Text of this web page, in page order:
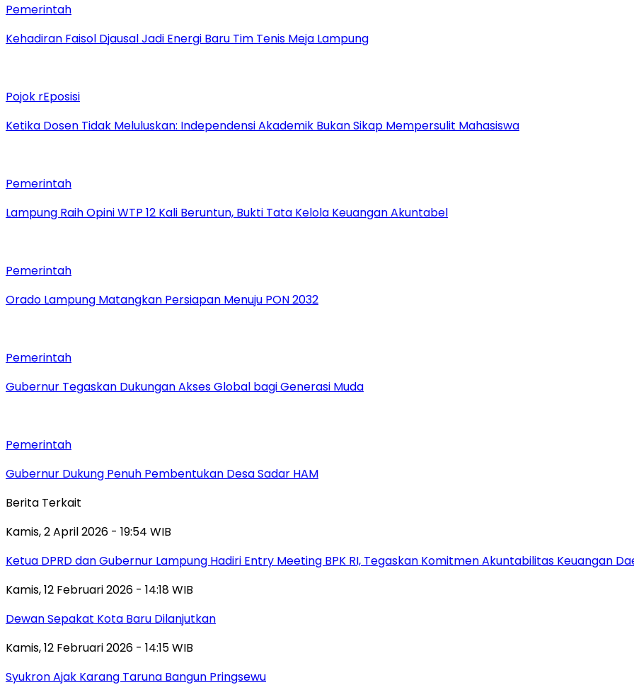
Pemerintah
Kehadiran Faisol Djausal Jadi Energi Baru Tim Tenis Meja Lampung
Pojok rEposisi
Ketika Dosen Tidak Meluluskan: Independensi Akademik Bukan Sikap Mempersulit Mahasiswa
Pemerintah
Lampung Raih Opini WTP 12 Kali Beruntun, Bukti Tata Kelola Keuangan Akuntabel
Pemerintah
Orado Lampung Matangkan Persiapan Menuju PON 2032
Pemerintah
Gubernur Tegaskan Dukungan Akses Global bagi Generasi Muda
Pemerintah
Gubernur Dukung Penuh Pembentukan Desa Sadar HAM
Berita Terkait
Kamis, 2 April 2026 - 19:54 WIB
Ketua DPRD dan Gubernur Lampung Hadiri Entry Meeting BPK RI, Tegaskan Komitmen Akuntabilitas Keuangan
Kamis, 12 Februari 2026 - 14:18 WIB
Dewan Sepakat Kota Baru Dilanjutkan
Kamis, 12 Februari 2026 - 14:15 WIB
Syukron Ajak Karang Taruna Bangun Pringsewu